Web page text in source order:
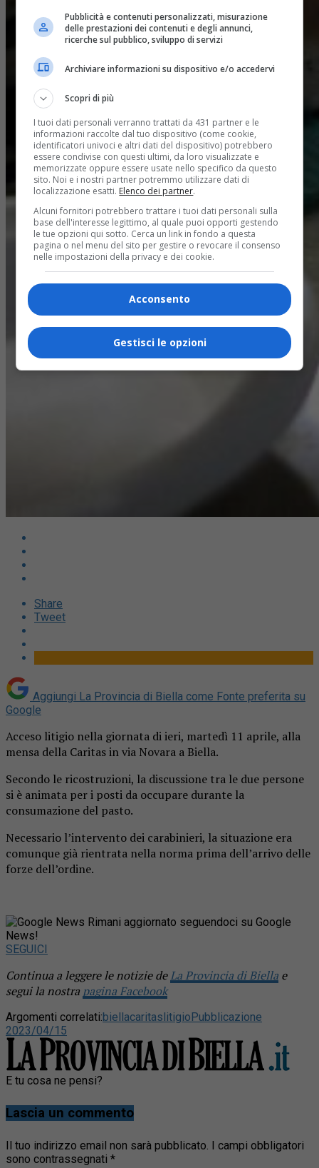
Share
Tweet
Aggiungi La Provincia di Biella come Fonte preferita su
Google
Acceso litigio nella giornata di ieri, martedì 11 aprile, alla
mensa della Caritas in via Novara a Biella.
Secondo le ricostruzioni, la discussione tra le due persone
si è animata per i posti da occupare durante la
consumazione del pasto.
Necessario l’intervento dei carabinieri, la situazione era
comunque già rientrata nella norma prima dell’arrivo delle
forze dell’ordine.
Rimani aggiornato seguendoci su Google
News!
SEGUICI
Continua a leggere le notizie deLa Provincia di Biella e
segui la nostra pagina Facebook
Argomenti correlati:biellacaritaslitigioPubblicazione
2023/04/15
E tu cosa ne pensi?
Lascia un commento
Il tuo indirizzo email non sarà pubblicato. I campi obbligatori
sono contrassegnati *
Pubblicità e contenuti personalizzati, misurazione
delle prestazioni dei contenuti e degli annunci,
ricerche sul pubblico, sviluppo di servizi
Archiviare informazioni su dispositivo e/o accedervi
Scopri di più
I tuoi dati personali verranno trattati da 431 partner e le
informazioni raccolte dal tuo dispositivo (come cookie,
identificatori univoci e altri dati del dispositivo) potrebbero
essere condivise con questi ultimi, da loro visualizzate e
memorizzate oppure essere usate nello specifico da questo
sito. Noi e i nostri partner potremmo utilizzare dati di
localizzazione esatti. Elenco dei partner.
Alcuni fornitori potrebbero trattare i tuoi dati personali sulla
base dell'interesse legittimo, al quale puoi opporti gestendo
le tue opzioni qui sotto. Cerca un link in fondo a questa
pagina o nel menu del sito per gestire o revocare il consenso
nelle impostazioni della privacy e dei cookie.
Acconsento
Gestisci le opzioni